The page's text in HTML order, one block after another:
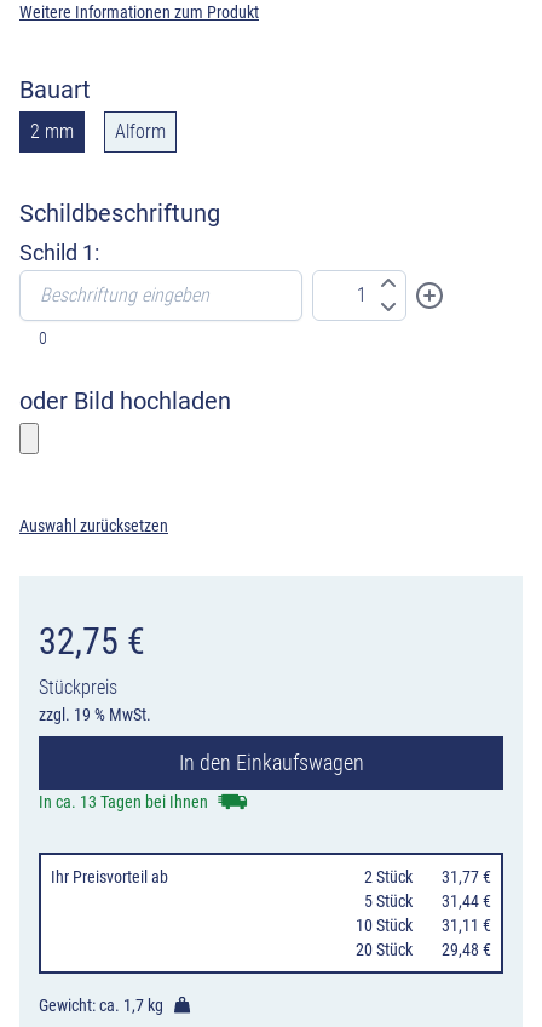
Weitere Informationen zum Produkt
Bauart
2 mm Alform
Schildbeschriftung
Schild 1:
0
oder Bild hochladen
Auswahl zurücksetzen
32,75 €
Stückpreis
zzgl. 19 % MwSt.
In den Einkaufswagen
In ca. 13 Tagen bei Ihnen
Ihr Preisvorteil ab 2 Stück
31,77 €
5 Stück
31,44 €
10 Stück
31,11 €
20 Stück
29,48 €
Gewicht: ca. 1,7 kg